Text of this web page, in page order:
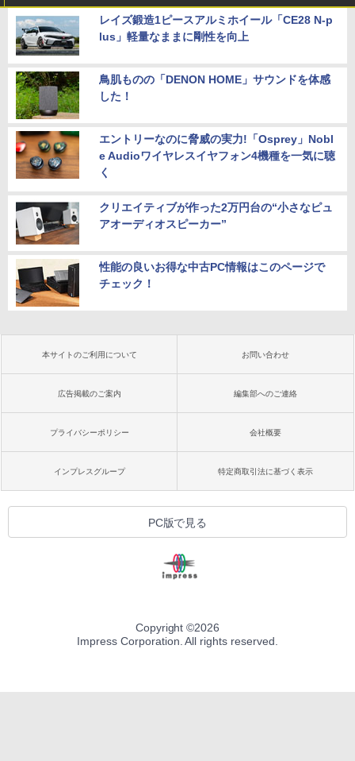
レイズ鍛造1ピースアルミホイール「CE28 N-p
lus」軽量なままに剛性を向上
鳥肌ものの「DENON HOME」サウンドを体感
した！
エントリーなのに脅威の実力!「Osprey」Nobl
e Audioワイヤレスイヤフォン4機種を一気に聴
く
クリエイティブが作った2万円台の“小さなピュ
アオーディオスピーカー”
性能の良いお得な中古PC情報はこのページで
チェック！
本サイトのご利用について お問い合わせ
広告掲載のご案内 編集部へのご連絡
プライバシーポリシー 会社概要
インプレスグループ 特定商取引法に基づく表示
PC版で見る
Copyright ©2026
Impress Corporation. All rights reserved.